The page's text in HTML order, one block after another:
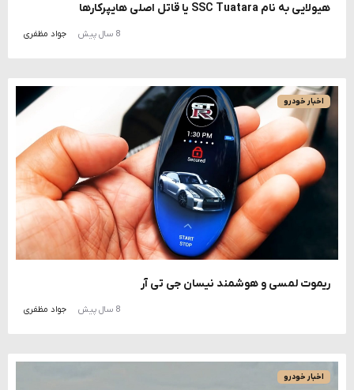
هیولایی به نام SSC Tuatara یا قاتل اصلی هایپرکارها
8 سال پیش جواد مظفری
اخبار خودرو
ریموت لمسی و هوشمند نیسان جی تی آر
8 سال پیش جواد مظفری
اخبار خودرو